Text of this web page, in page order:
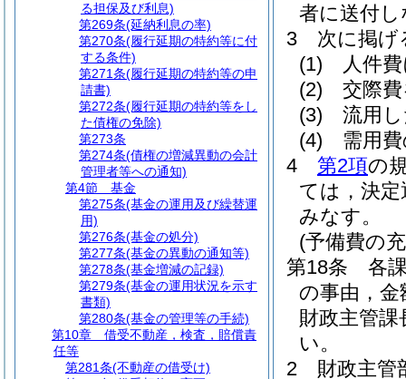
者に送付
3
次に掲げ
(1)
人件
(2)
交際
(3)
流用
(4)
需用
4
第2項の
ては，決
みなす。
(予備費の
第18条
各
の事由，
財政主管
い。
2
財政主管
る担保及び利息)
第269条(延納利息の率)
第270条(履行延期の特約等に付
する条件)
第271条(履行延期の特約等の申
請書)
第272条(履行延期の特約等をし
た債権の免除)
第273条
第274条(債権の増減異動の会計
管理者等への通知)
第4節
基金
第275条(基金の運用及び繰替運
用)
第276条(基金の処分)
第277条(基金の異動の通知等)
第278条(基金増減の記録)
第279条(基金の運用状況を示す
書類)
第280条(基金の管理等の手続)
第10章
借受不動産，検査，賠償責
任等
第281条(不動産の借受け)